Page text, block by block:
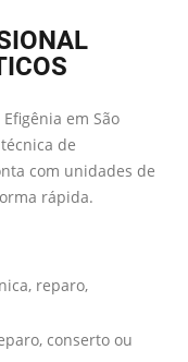
em São
de
com unidades de
rápida.
reparo,
conserto ou